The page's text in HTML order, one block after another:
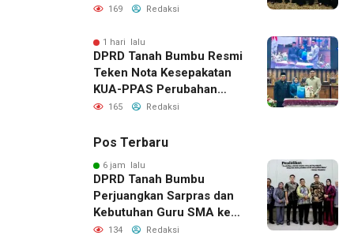
169 Redaksi
1 hari lalu
DPRD Tanah Bumbu Resmi
Teken Nota Kesepakatan
KUA-PPAS Perubahan
APBD 2026
165 Redaksi
Pos Terbaru
6 jam lalu
DPRD Tanah Bumbu
Perjuangkan Sarpras dan
Kebutuhan Guru SMA ke
Pemprov Kalsel
134 Redaksi